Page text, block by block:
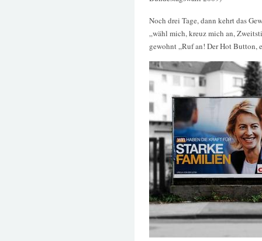
Noch drei Tage, dann kehrt das
„wähl mich, kreuz mich an,
gewohnt „Ruf an! Der Hot Button,